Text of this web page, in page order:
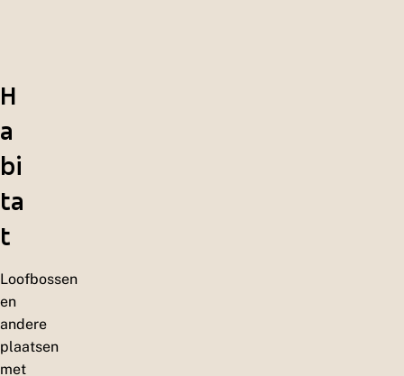
H
a
bi
ta
t
Loofbossen
en
andere
plaatsen
met